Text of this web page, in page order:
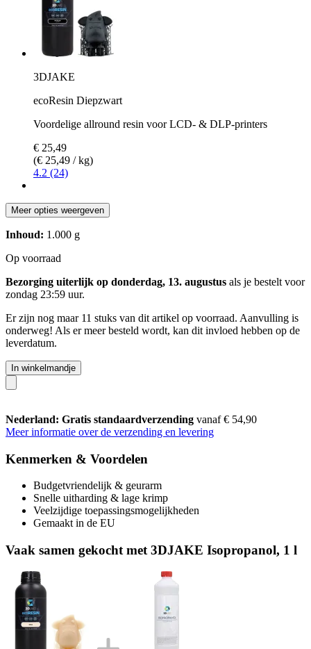
3DJAKE
ecoResin Diepzwart
Voordelige allround resin voor LCD- & DLP-printers
€ 25,49
(€ 25,49 / kg)
4.2 (24)
Meer opties weergeven
Inhoud: 1.000 g
Op voorraad
Bezorging uiterlijk op donderdag, 13. augustus als je bestelt voor
zondag 23:59 uur.
Er zijn nog maar 11 stuks van dit artikel op voorraad. Aanvulling is
onderweg! Als er meer besteld wordt, kan dit invloed hebben op de
leverdatum.
In winkelmandje
Nederland: Gratis standaardverzending vanaf € 54,90
Meer informatie over de verzending en levering
Kenmerken & Voordelen
Budgetvriendelijk & geurarm
Snelle uitharding & lage krimp
Veelzijdige toepassingsmogelijkheden
Gemaakt in de EU
Vaak samen gekocht met 3DJAKE Isopropanol, 1 l